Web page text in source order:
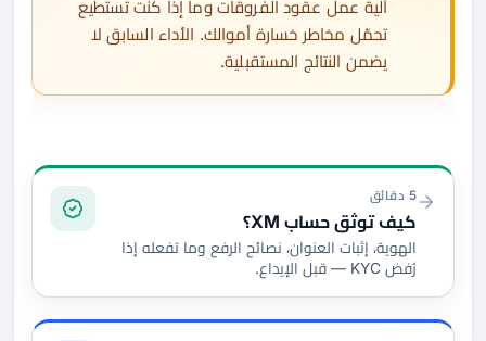
آلية عمل عقود الفروقات وما إذا كنت تستطيع
تحمّل مخاطر خسارة أموالك. الأداء السابق لا
يضمن النتائج المستقبلية.
التوثيق والتمويل
5 دقائق
كيف توثق حساب XM؟
الهوية، إثبات العنوان، نصائح الرفع وما تفعله إذا
رُفض KYC — قبل الإيداع.